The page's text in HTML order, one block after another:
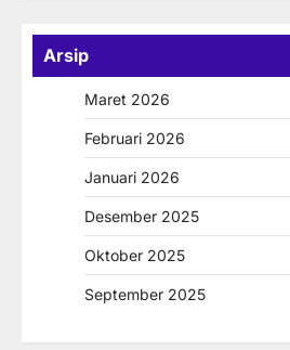
Arsip
Maret 2026
Februari 2026
Januari 2026
Desember 2025
Oktober 2025
September 2025